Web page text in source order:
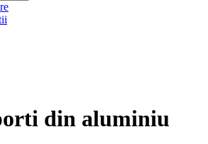
din aluminiu